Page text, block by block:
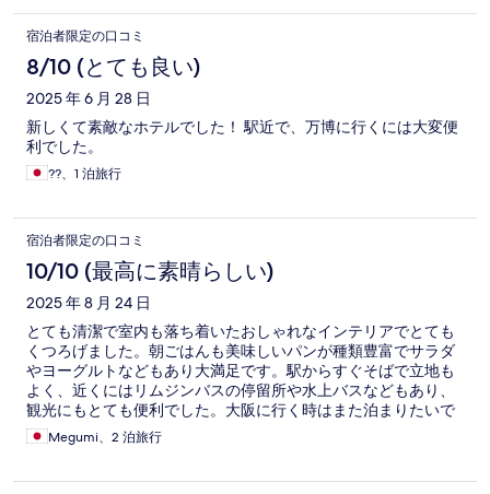
宿泊者限定の口コミ
8/10 (とても良い)
2025 年 6 月 28 日
新しくて素敵なホテルでした！ 駅近で、万博に行くには大変便
利でした。
??、1 泊旅行
宿泊者限定の口コミ
10/10 (最高に素晴らしい)
2025 年 8 月 24 日
とても清潔で室内も落ち着いたおしゃれなインテリアでとても
くつろげました。朝ごはんも美味しいパンが種類豊富でサラダ
やヨーグルトなどもあり大満足です。駅からすぐそばで立地も
よく、近くにはリムジンバスの停留所や水上バスなどもあり、
観光にもとても便利でした。大阪に行く時はまた泊まりたいで
す。Megumi、2 泊旅行